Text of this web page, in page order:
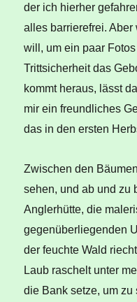
der ich hierher
alles barrierefrei.
will, um ein paar
Trittsicherheit das
kommt heraus, lässt
mir ein freundliches
das in den ersten
Zwischen den
sehen, und ab und zu
Anglerhütte, die
gegenüberliegenden
der feuchte Wald
Laub raschelt unter
die Bank setze, um